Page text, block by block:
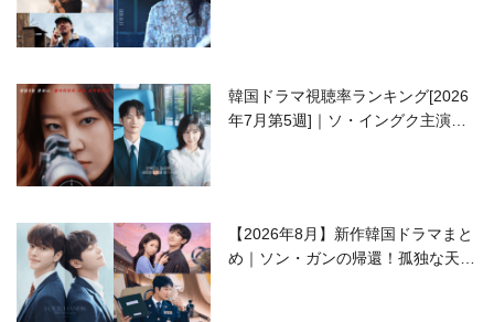
韓国ドラマ視聴率ランキング[2026
年7月第5週]｜ソ・イングク主演の
【2026年8月】新作韓国ドラマまと
め｜ソン・ガンの帰還！孤独な天才